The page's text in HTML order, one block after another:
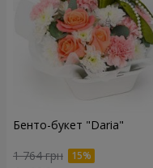
Бенто-букет "Daria"
1 764 грн